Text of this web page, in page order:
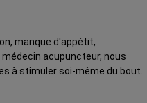
manque d'appétit,
médecin acupuncteur, nous
à stimuler soi-même du bout